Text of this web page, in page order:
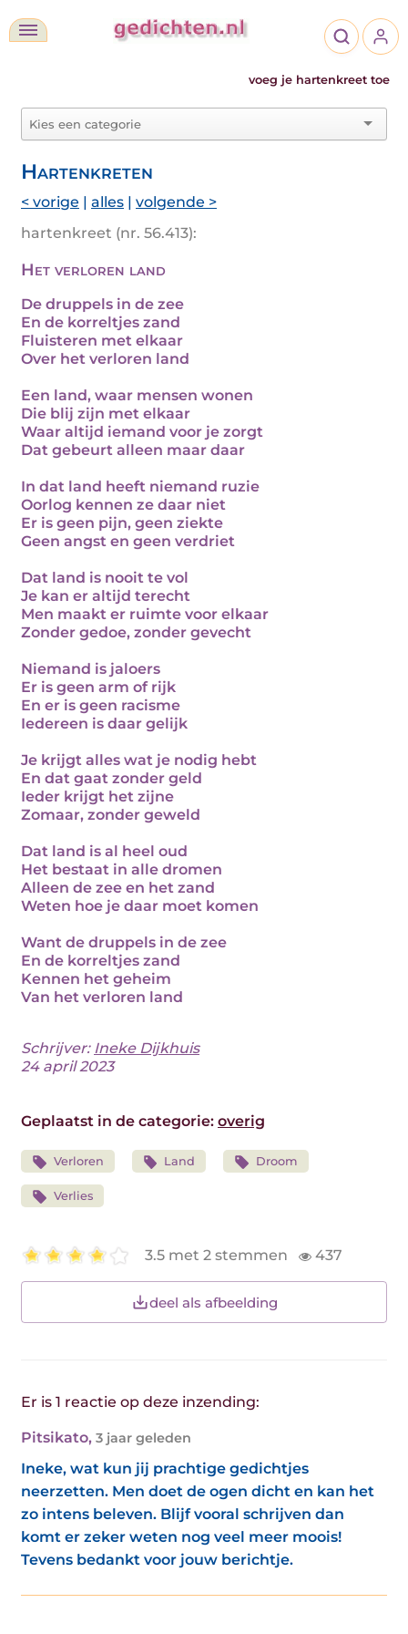
voeg je hartenkreet toe
Hartenkreten
< vorige | alles | volgende >
hartenkreet (nr. 56.413):
Het verloren land
De druppels in de zee
En de korreltjes zand
Fluisteren met elkaar
Over het verloren land
Een land, waar mensen wonen
Die blij zijn met elkaar
Waar altijd iemand voor je zorgt
Dat gebeurt alleen maar daar
In dat land heeft niemand ruzie
Oorlog kennen ze daar niet
Er is geen pijn, geen ziekte
Geen angst en geen verdriet
Dat land is nooit te vol
Je kan er altijd terecht
Men maakt er ruimte voor elkaar
Zonder gedoe, zonder gevecht
Niemand is jaloers
Er is geen arm of rijk
En er is geen racisme
Iedereen is daar gelijk
Je krijgt alles wat je nodig hebt
En dat gaat zonder geld
Ieder krijgt het zijne
Zomaar, zonder geweld
Dat land is al heel oud
Het bestaat in alle dromen
Alleen de zee en het zand
Weten hoe je daar moet komen
Want de druppels in de zee
En de korreltjes zand
Kennen het geheim
Van het verloren land
Schrijver: Ineke Dijkhuis
24 april 2023
Geplaatst in de categorie: overig
Verloren Land Droom
Verlies
3.5 met 2 stemmen 437
deel als afbeelding
Er is 1 reactie op deze inzending:
Pitsikato, 3 jaar geleden
Ineke, wat kun jij prachtige gedichtjes
neerzetten. Men doet de ogen dicht en kan het
zo intens beleven. Blijf vooral schrijven dan
komt er zeker weten nog veel meer moois!
Tevens bedankt voor jouw berichtje.